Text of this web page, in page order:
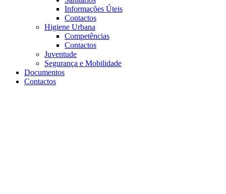
Informações Úteis
Contactos
Higiene Urbana
Competências
Contactos
Juventude
Segurança e Mobilidade
Documentos
Contactos